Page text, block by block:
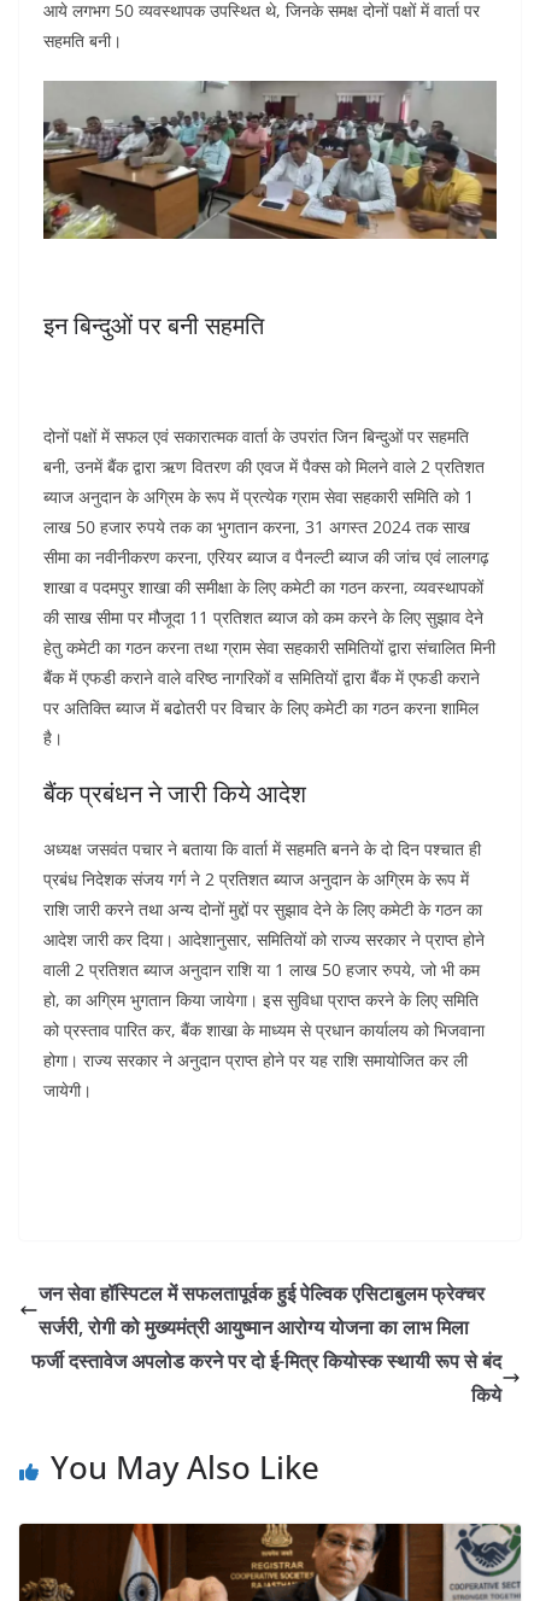
आये लगभग 50 व्यवस्थापक उपस्थित थे, जिनके समक्ष दोनों पक्षों में वार्ता पर
सहमति बनी।
इन बिन्दुओं पर बनी सहमति
दोनों पक्षों में सफल एवं सकारात्मक वार्ता के उपरांत जिन बिन्दुओं पर सहमति
बनी, उनमें बैंक द्वारा ऋण वितरण की एवज में पैक्स को मिलने वाले 2 प्रतिशत
ब्याज अनुदान के अग्रिम के रूप में प्रत्येक ग्राम सेवा सहकारी समिति को 1
लाख 50 हजार रुपये तक का भुगतान करना, 31 अगस्त 2024 तक साख
सीमा का नवीनीकरण करना, एरियर ब्याज व पैनल्टी ब्याज की जांच एवं लालगढ़
शाखा व पदमपुर शाखा की समीक्षा के लिए कमेटी का गठन करना, व्यवस्थापकों
की साख सीमा पर मौजूदा 11 प्रतिशत ब्याज को कम करने के लिए सुझाव देने
हेतु कमेटी का गठन करना तथा ग्राम सेवा सहकारी समितियों द्वारा संचालित मिनी
बैंक में एफडी कराने वाले वरिष्ठ नागरिकों व समितियों द्वारा बैंक में एफडी कराने
पर अतिक्ति ब्याज में बढोतरी पर विचार के लिए कमेटी का गठन करना शामिल
है।
बैंक प्रबंधन ने जारी किये आदेश
अध्यक्ष जसवंत पचार ने बताया कि वार्ता में सहमति बनने के दो दिन पश्चात ही
प्रबंध निदेशक संजय गर्ग ने 2 प्रतिशत ब्याज अनुदान के अग्रिम के रूप में
राशि जारी करने तथा अन्य दोनों मुद्दों पर सुझाव देने के लिए कमेटी के गठन का
आदेश जारी कर दिया। आदेशानुसार, समितियों को राज्य सरकार ने प्राप्त होने
वाली 2 प्रतिशत ब्याज अनुदान राशि या 1 लाख 50 हजार रुपये, जो भी कम
हो, का अग्रिम भुगतान किया जायेगा। इस सुविधा प्राप्त करने के लिए समिति
को प्रस्ताव पारित कर, बैंक शाखा के माध्यम से प्रधान कार्यालय को भिजवाना
होगा। राज्य सरकार ने अनुदान प्राप्त होने पर यह राशि समायोजित कर ली
जायेगी।
जन सेवा हॉस्पिटल में सफलतापूर्वक हुई पेल्विक एसिटाबुलम फ्रेक्चर
सर्जरी, रोगी को मुख्यमंत्री आयुष्मान आरोग्य योजना का लाभ मिला
फर्जी दस्तावेज अपलोड करने पर दो ई-मित्र कियोस्क स्थायी रूप से बंद
किये
You May Also Like